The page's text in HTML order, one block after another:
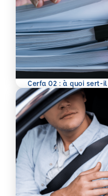
Cerfa 02 : à quoi sert-
En savoir plus